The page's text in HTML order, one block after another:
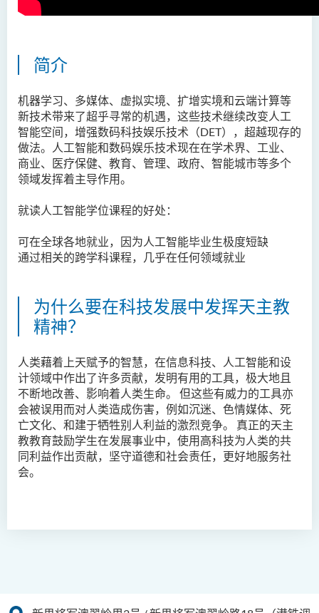
简介
机器学习、多媒体、虚拟实境、扩增实境和云端计算等
新技术带来了超乎寻常的机遇，这些技术继续改变人工
智能空间，增强数码科技娱乐技术（DET），超越现存的
做法。人工智能和数码娱乐技术现在在学术界、工业、
商业、医疗保健、教育、管理、政府、智能城市等多个
领域发挥着主导作用。
就读人工智能学位课程的好处：
可在全球各地就业，因为人工智能毕业生极度短缺
通过相关的跨学科课程，几乎在任何领域就业
为什么要在科技发展中发挥天主教
精神？
人类藉着上天赋予的智慧，在信息科技、人工智能和设
计领域中作出了许多贡献，发明有用的工具，极大地且
不断地改善、影响着人类生命。 但这些有威力的工具亦
会被误用而对人类造成伤害，例如沉迷、色情媒体、死
亡文化、和建于牺牲别人利益的激烈竞争。 真正的天主
教教育鼓励学生在发展事业中，使用高科技为人类的共
同利益作出贡献，坚守道德和社会责任，更好地服务社
会。
人工智能及数码娱乐（荣
誉）理学士
人工智能及多媒体科技(荣
誉)理学士
社区健康与实践﹙荣誉﹚理
学士
药学﹙荣誉﹚理学士
社会科学（荣誉）学士